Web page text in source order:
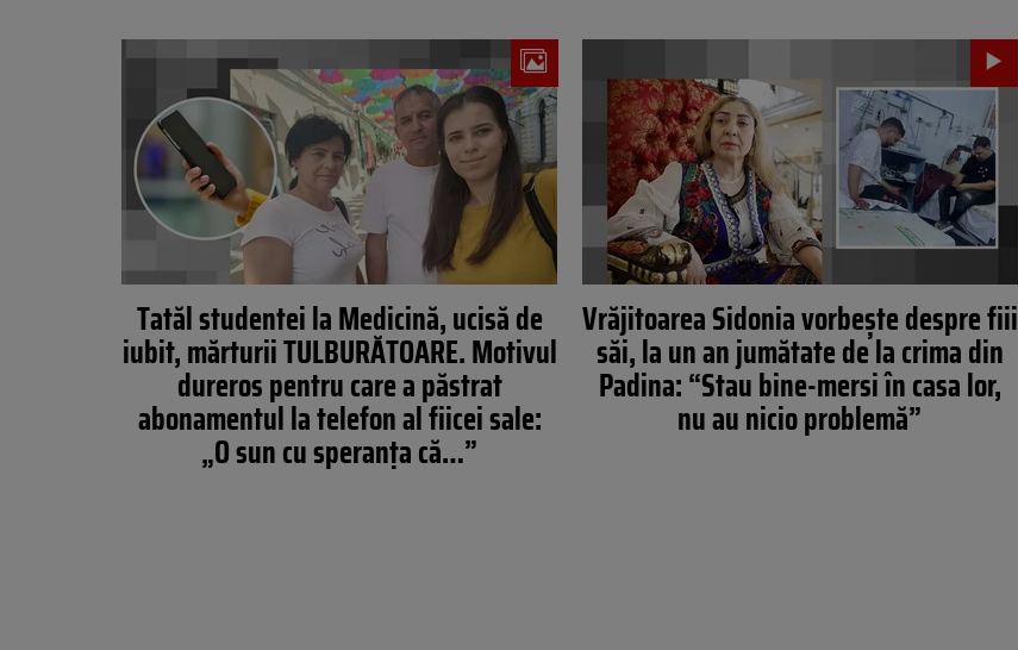
Tatăl studentei la Medicină, ucisă de
iubit, mărturii TULBURĂTOARE. Motivul
dureros pentru care a păstrat
abonamentul la telefon al fiicei sale:
„O sun cu speranța că…”
Vrăjitoarea Sidonia vorbeşte despre fiii
săi, la un an jumătate de la crima din
Padina: “Stau bine-mersi în casa lor,
nu au nicio problemă”